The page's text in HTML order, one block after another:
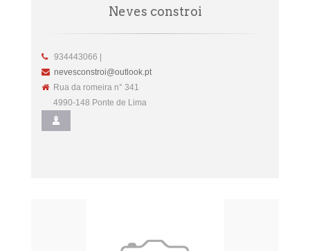
Neves constroi
934443066 |
nevesconstroi@outlook.pt
Rua da romeira n° 341
4990-148 Ponte de Lima